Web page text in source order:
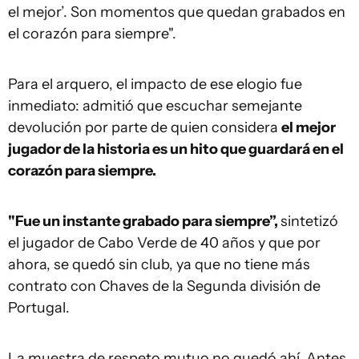
el mejor’. Son momentos que quedan grabados en
el corazón para siempre".
Para el arquero, el impacto de ese elogio fue
inmediato: admitió que escuchar semejante
devolución por parte de quien considera el mejor
jugador de la historia es un hito que guardará en el
corazón para siempre.
"Fue un instante grabado para siempre”,sintetizó
el jugador de Cabo Verde de 40 años y que por
ahora, se quedó sin club, ya que no tiene más
contrato con Chaves de la Segunda división de
Portugal.